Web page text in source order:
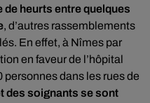
de heurts entre quelques
, d’autres rassemblements
En effet, à Nîmes par
en faveur de l’hôpital
dans les rues de
des soignants se sont